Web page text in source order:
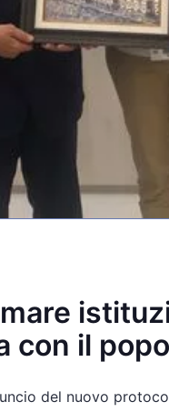
con il
del nuovo